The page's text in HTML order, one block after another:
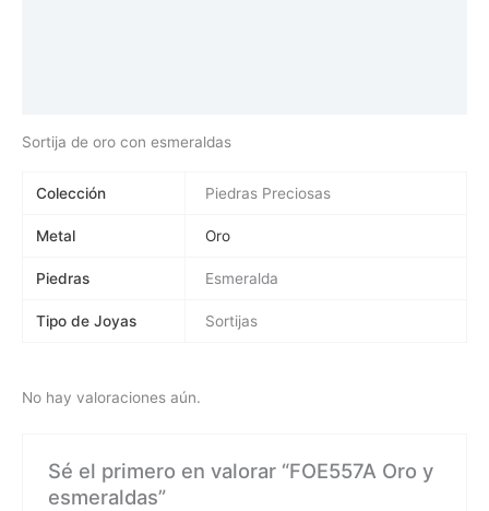
Sortija de oro con esmeraldas
Colección Piedras Preciosas
Metal Oro
Piedras Esmeralda
Tipo de Joyas Sortijas
No hay valoraciones aún.
Sé el primero en valorar “FOE557A Oro y
esmeraldas”